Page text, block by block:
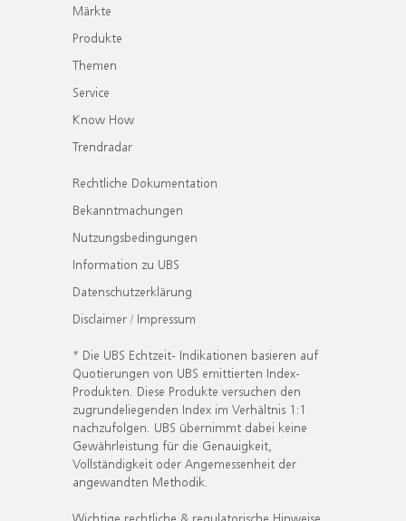
Märkte
Produkte
Themen
Service
Know How
Trendradar
Rechtliche Dokumentation
Bekanntmachungen
Nutzungsbedingungen
Information zu UBS
Datenschutzerklärung
Disclaimer / Impressum
* Die UBS Echtzeit- Indikationen basieren auf
Quotierungen von UBS emittierten Index-
Produkten. Diese Produkte versuchen den
zugrundeliegenden Index im Verhältnis 1:1
nachzufolgen. UBS übernimmt dabei keine
Gewährleistung für die Genauigkeit,
Vollständigkeit oder Angemessenheit der
angewandten Methodik.